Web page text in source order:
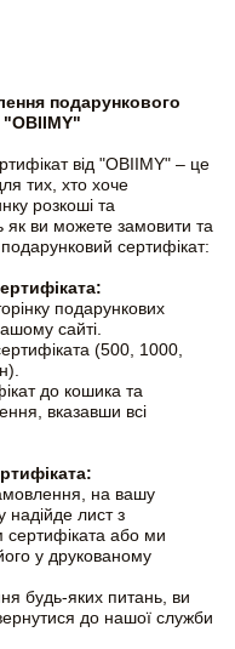
подарункового
"OBIIMY"
від "OBIIMY" – це
тих, хто хоче
розкоші та
як ви можете замовити та
сертифікат:
подарункових
сайті.
(500, 1000,
до кошика та
вказавши всі
на вашу
надійде лист з
сертифіката або ми
у друкованому
будь-яких питань, ви
до нашої служби